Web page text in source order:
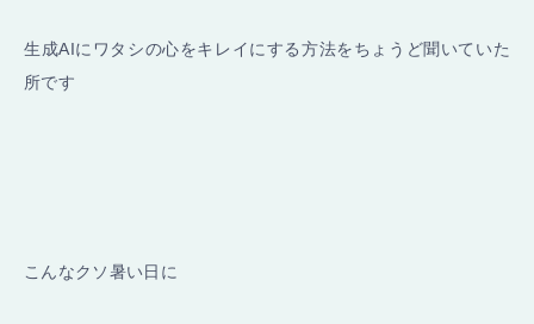
生成AIにワタシの心をキレイにする方法をちょうど聞いていた
所です
こんなクソ暑い日に